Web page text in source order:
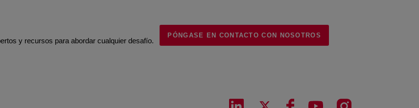
y recursos para abordar cualquier desafío.
PÓNGASE EN CONTACTO CON NOSOTROS